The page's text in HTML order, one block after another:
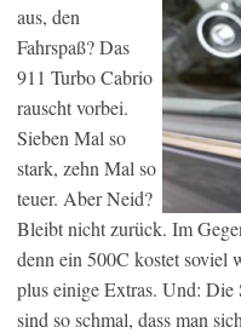
aus, den
Fahrspaß? Das
911 Turbo Cabrio
rauscht vorbei.
Sieben Mal so
stark, zehn Mal so
teuer. Aber Neid?
Bleibt nicht zurück. Im
denn ein 500C kostet soviel
plus einige Extras. Und: Die
sind so schmal, dass man